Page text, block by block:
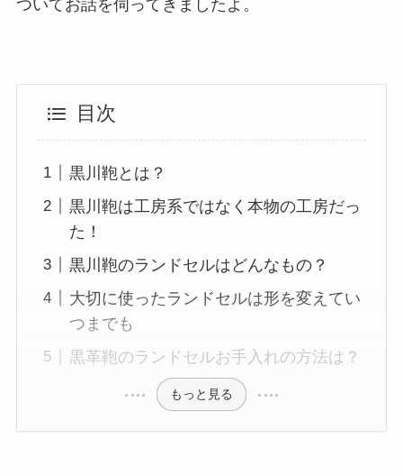
ついてお話を伺ってきましたよ。
目次
黒川鞄とは？
黒川鞄は工房系ではなく本物の工房だっ
た！
黒川鞄のランドセルはどんなもの？
大切に使ったランドセルは形を変えてい
つまでも
黒革鞄のランドセルお手入れの方法は？
もっと見る